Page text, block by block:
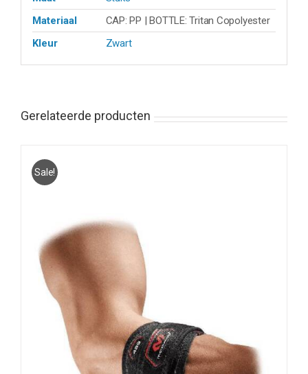
Materiaal
CAP: PP | BOTTLE: Tritan Copolyester
Kleur
Zwart
Gerelateerde producten
Sale!